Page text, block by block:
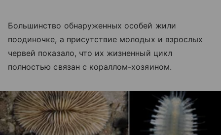
Большинство обнаруженных особей жили
поодиночке, а присутствие молодых и взрослых
червей показало, что их жизненный цикл
полностью связан с кораллом-хозяином.